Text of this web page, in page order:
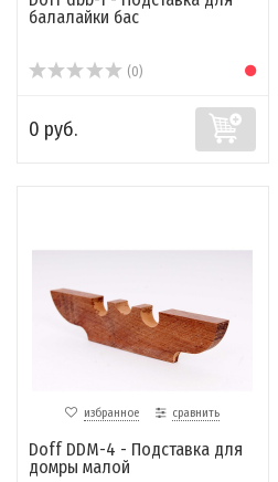
балалайки бас
(0)
0 руб.
избранное сравнить
Doff DDM-4 - Подставка для
домры малой